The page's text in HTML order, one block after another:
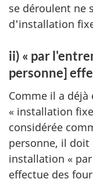
se déroulent ne
d'installation
ii) « par
personne]
Comme il a
« installation
considérée
personne, il
installation «
effectue des